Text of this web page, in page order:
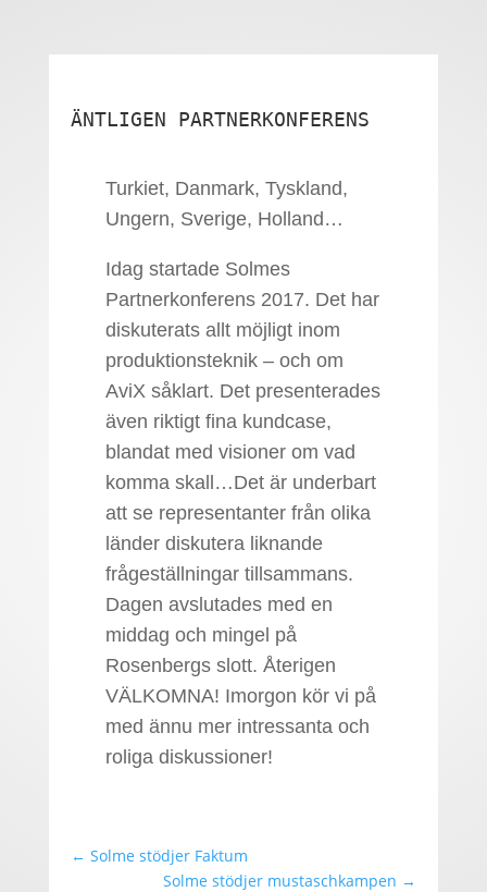
ÄNTLIGEN PARTNERKONFERENS
Turkiet, Danmark, Tyskland,
Ungern, Sverige, Holland…
Idag startade Solmes
Partnerkonferens 2017. Det har
diskuterats allt möjligt inom
produktionsteknik – och om
AviX såklart. Det presenterades
även riktigt fina kundcase,
blandat med visioner om vad
komma skall…Det är underbart
att se representanter från olika
länder diskutera liknande
frågeställningar tillsammans.
Dagen avslutades med en
middag och mingel på
Rosenbergs slott. Återigen
VÄLKOMNA! Imorgon kör vi på
med ännu mer intressanta och
roliga diskussioner!
← Solme stödjer Faktum
Solme stödjer mustaschkampen →